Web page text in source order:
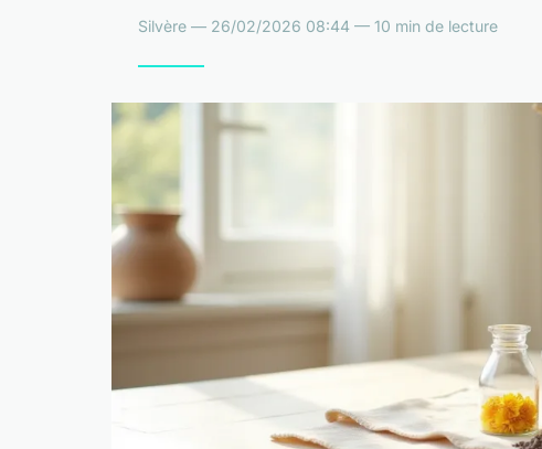
Silvère — 26/02/2026 08:44 — 10 min de lecture